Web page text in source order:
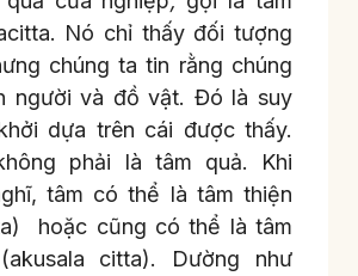
Nó chỉ thấy đối tượng
chúng ta tin rằng chúng
người và đồ vật. Đó là suy
dựa trên cái được thấy.
phải là tâm quả. Khi
tâm có thể là tâm thiện
hoặc cũng có thể là tâm
citta). Dường như